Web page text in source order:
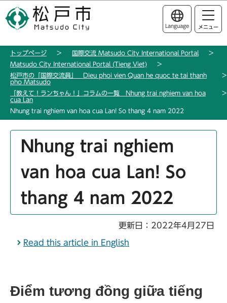
の
ー
す
このページの本文へ移動
Language メニュー
トップページ
国際交流 Matsudo City International Portal
Matsudo City International Portal (Tieng Viet)
松戸市の「国際交流員」 Dieu phoi vien Quan he quoc te tai thanh
pho Matsudo
「教えて！ランちゃん！」コラムの一覧 Nhung trai nghiem van hoa
cua Lan
Nhung trai nghiem van hoa cua Lan! So thang 4 nam 2022
Nhung trai nghiem
van hoa cua Lan! So
thang 4 nam 2022
更新日：2022年4月27日
Read this article in English
Điểm tương đồng giữa tiếng